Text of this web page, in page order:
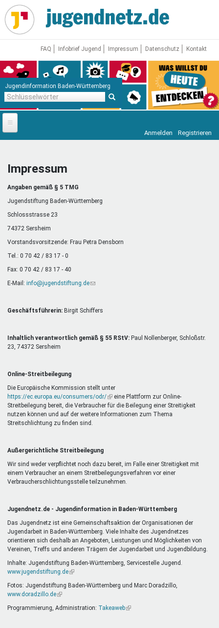
Direkt
zum
Inhalt
FAQ Infobrief Jugend Impressum Datenschutz Kontakt
Jugendinformation Baden-Württemberg
Startseite
Jugendnetz
Freizeit & Reisen
Mentoren & Projekte
Schule & Beruf
Vor Ort
Anmelden Registrieren
Impressum
Angaben gemäß § 5 TMG
Jugendstiftung Baden-Württemberg
Schlossstrasse 23
74372 Sersheim
Vorstandsvorsitzende: Frau Petra Densborn
Tel.: 0 70 42 / 83 17 - 0
Fax: 0 70 42 / 83 17 - 40
E-Mail: info@jugendstiftung.de(Link
Mail)
Geschäftsführerin: Birgit Schiffers
Inhaltlich verantwortlich gemäß § 55 RStV: Paul Nollenberger, Schloßstr.
23, 74372 Sersheim
Online-Streitbeilegung
Die Europäische Kommission stellt unter
https://ec.europa.eu/consumers/odr/(Link
ist
extern)
eine Plattform zur Online-
Streitbeilegung bereit, die Verbraucher für die Beilegung einer Streitigkeit
nutzen können und auf der weitere Informationen zum Thema
Streitschlichtung zu finden sind.
Außergerichtliche Streitbeilegung
Wir sind weder verpflichtet noch dazu bereit, im Falle einer Streitigkeit mit
einem Verbraucher an einem Streitbeilegungsverfahren vor einer
Verbraucherschlichtungsstelle teilzunehmen.
Jugendnetz.de - Jugendinformation in Baden-Württemberg
Das Jugendnetz ist eine Gemeinschaftsaktion der Organisationen der
Jugendarbeit in Baden-Württemberg. Viele Inhalte des Jugendnetzes
orientieren sich deshalb an Angeboten, Leistungen und Möglichkeiten von
Vereinen, Treffs und anderen Trägern der Jugendarbeit und Jugendbildung.
Inhalte: Jugendstiftung Baden-Württemberg, Servicestelle Jugend.
www.jugendstiftung.de(Link
extern)
Fotos: Jugendstiftung Baden-Württemberg und Marc Doradzillo,
www.doradzillo.de(Link
extern)
Programmierung, Administration: Takeaweb(Link